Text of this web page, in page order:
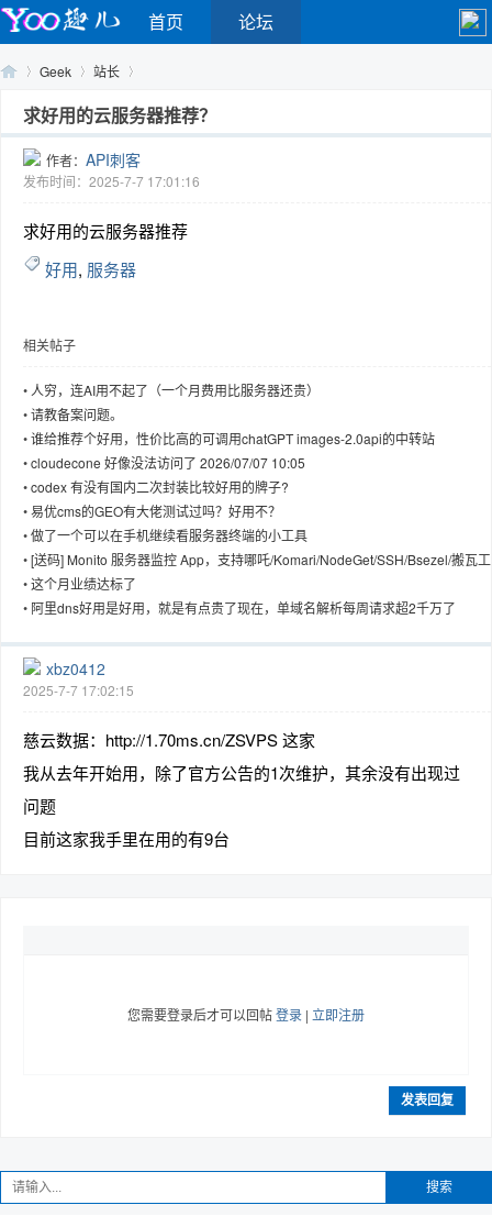
首页 论坛
Geek
›
站长
›
求好用的云服务器推荐？
作者： API刺客
发布时间：2025-7-7 17:01:16
求好用的云服务器推荐
好用, 服务器
相关帖子
• 人穷，连AI用不起了（一个月费用比服务器还贵）
•请教备案问题。
•谁给推荐个好用，性价比高的可调用chatGPT images-2.0api的中转站
•cloudecone 好像没法访问了 2026/07/07 10:05
•codex 有没有国内二次封装比较好用的牌子?
•易优cms的GEO有大佬测试过吗？好用不？
•做了一个可以在手机继续看服务器终端的小工具
•[送码] Monito 服务器监控 App，支持哪吒/Komari/NodeGet/SSH/Bsezel/搬瓦工
•这个月业绩达标了
• 阿里dns好用是好用，就是有点贵了现在，单域名解析每周请求超2千万了
xbz0412
2025-7-7 17:02:15
慈云数据：http://1.70ms.cn/ZSVPS 这家
我从去年开始用，除了官方公告的1次维护，其余没有出现过
问题
目前这家我手里在用的有9台
您需要登录后才可以回帖登录 | 立即注册
发表回复
搜索